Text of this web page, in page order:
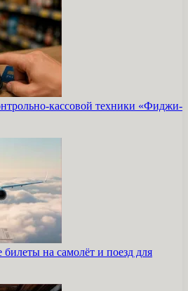
кассовой техники «Фиджи-
на самолёт и поезд для